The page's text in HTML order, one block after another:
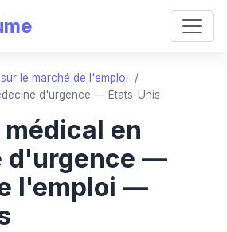
le marché de l'emploi
/
d'urgence — États-Unis
en
d'urgence —
l'emploi —